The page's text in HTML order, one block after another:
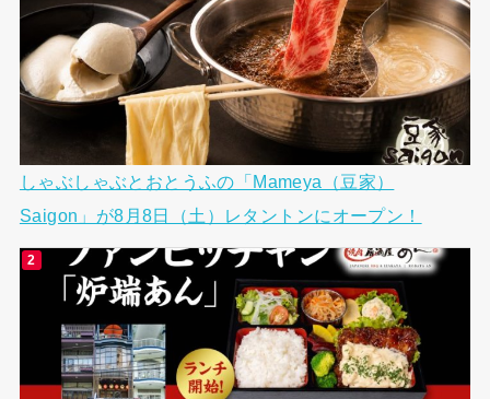
しゃぶしゃぶとおとうふの「Mameya（豆家）
Saigon」が8月8日（土）レタントンにオープン！